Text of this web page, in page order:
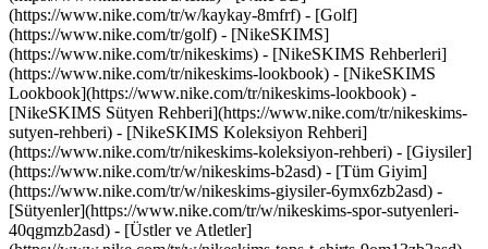
(https://www.nike.com/tr/w/kaykay-8mfrf) - [Golf]
(https://www.nike.com/tr/golf) - [NikeSKIMS]
(https://www.nike.com/tr/nikeskims) - [NikeSKIMS Rehberleri]
(https://www.nike.com/tr/nikeskims-lookbook) - [NikeSKIMS
Lookbook](https://www.nike.com/tr/nikeskims-lookbook) -
[NikeSKIMS Sütyen Rehberi](https://www.nike.com/tr/nikeskims-
sutyen-rehberi) - [NikeSKIMS Koleksiyon Rehberi]
(https://www.nike.com/tr/nikeskims-koleksiyon-rehberi) - [Giysiler]
(https://www.nike.com/tr/w/nikeskims-b2asd) - [Tüm Giyim]
(https://www.nike.com/tr/w/nikeskims-giysiler-6ymx6zb2asd) -
[Sütyenler](https://www.nike.com/tr/w/nikeskims-spor-sutyenleri-
40qgmzb2asd) - [Üstler ve Atletler]